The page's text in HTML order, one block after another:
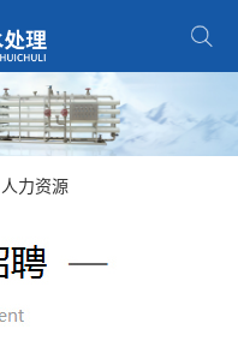
人力资源